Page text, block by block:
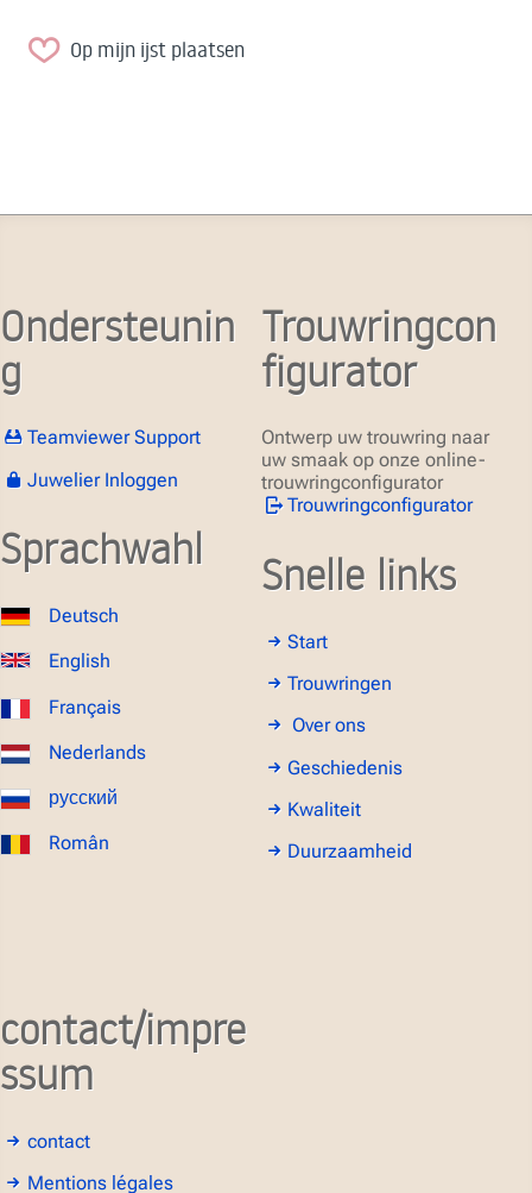
Op mijn ijst plaatsen
Ondersteunin
g
Teamviewer Support
Juwelier Inloggen
Sprachwahl
Deutsch
English
Français
Nederlands
русский
Român
Trouwringcon
figurator
Ontwerp uw trouwring naar
uw smaak op onze online-
trouwringconfigurator
Trouwringconfigurator
Snelle links
Start
Trouwringen
Over ons
Geschiedenis
Kwaliteit
Duurzaamheid
contact/impre
ssum
contact
Mentions légales